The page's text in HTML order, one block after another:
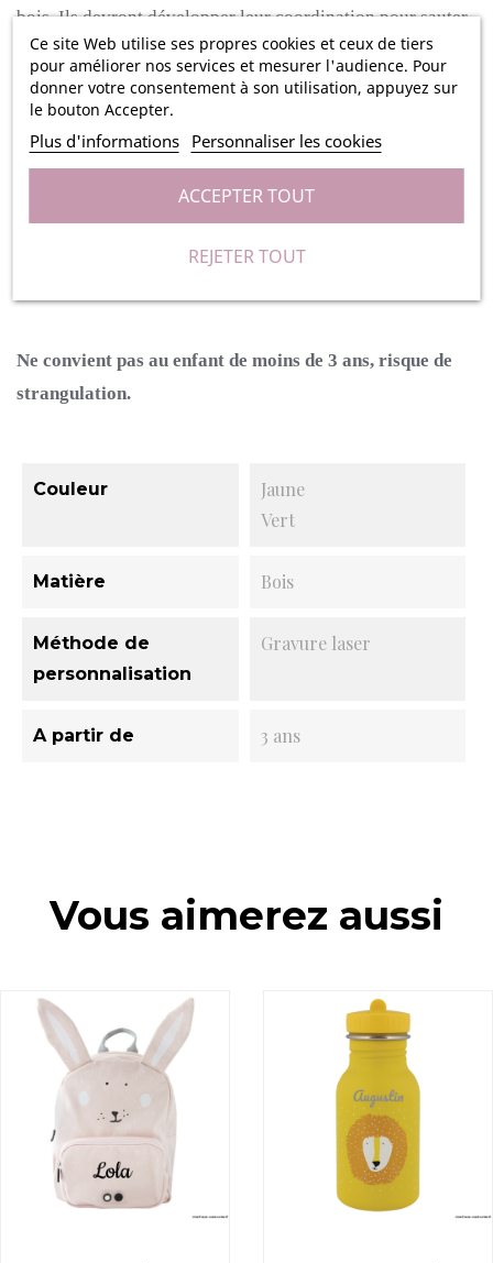
Ce site Web utilise ses propres cookies et ceux de tiers
pour améliorer nos services et mesurer l'audience. Pour
donner votre consentement à son utilisation, appuyez sur
le bouton Accepter.
Plus d'informations Personnaliser les cookies
REJETER TOUT
ACCEPTER TOUT
bois.Ils devront développer leur coordination pour sauter
après que la corde ait touché le sol !La corde possède de
jolies couleurs moutarde et menthe et les poignées en bois
sont également colorés d'une jolie couleur verte menthe et
de bois brut.
lorsque vous avez fini de jouer, mais conservez-la dans un
Ne convient pas au enfant de moins de 3 ans, risque de
strangulation.
Couleur
Jaune
Vert
Matière Bois
Méthode de
personnalisation
Gravure laser
A partir de 3 ans
Vous aimerez aussi